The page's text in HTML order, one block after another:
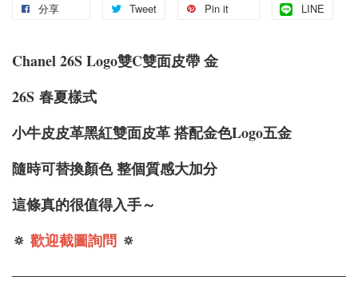
分享 Tweet Pin it LINE
Chanel 26S Logo雙C雙面皮帶 金
26S 春夏樣式
小牛皮皮革黑紅雙面皮革 搭配金色Logo五金
隨時可替換顏色 整個質感大加分
這條真的很值得入手～
🔅 歡迎截圖詢問 🔅